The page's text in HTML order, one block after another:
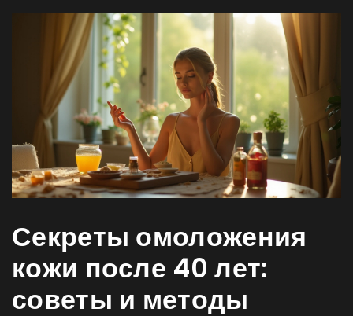
Секреты омоложения
кожи после 40 лет:
советы и методы